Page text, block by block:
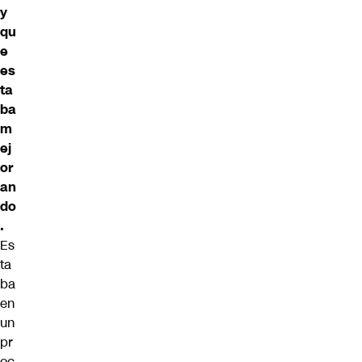
y
qu
e
es
ta
ba
m
ej
or
an
do
.
Es
ta
ba
en
un
pr